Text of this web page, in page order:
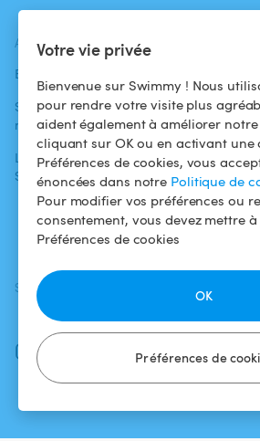
Votre vie privée
Bienvenue sur Swimmy ! Nous
pour rendre votre visite plus
aident également à améliorer notre
cliquant sur OK ou en activant une
Préférences de cookies, vous
énoncées dans notre Politique de
Pour modifier vos préférences ou
consentement, vous devez mettre
Préférences de cookies
Préférences de
OK
ACTUALITÉS
Blog
Swimmy dans les
médias
L'aventure
Swimmy
baigneurs
Pour les
propriétaires
Louer ma piscine
Comment ça
marche ?
SUIVEZ-NOUS
Facebook
Instagram